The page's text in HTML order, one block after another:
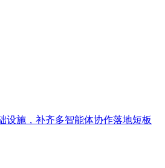
设施，补齐多智能体协作落地短板